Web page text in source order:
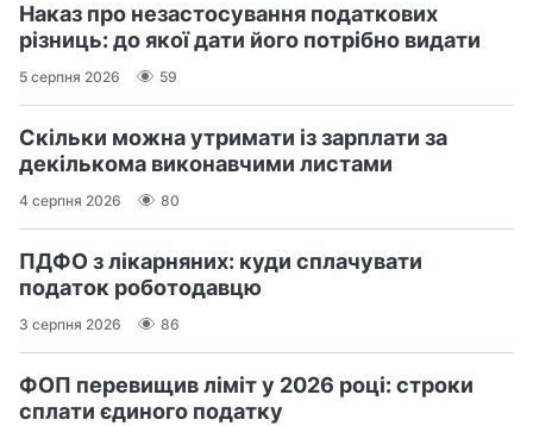
Наказ про незастосування податкових
різниць: до якої дати його потрібно видати
5 серпня 2026 59
Скільки можна утримати із зарплати за
декількома виконавчими листами
4 серпня 2026 80
ПДФО з лікарняних: куди сплачувати
податок роботодавцю
3 серпня 2026 86
ФОП перевищив ліміт у 2026 році: строки
сплати єдиного податку